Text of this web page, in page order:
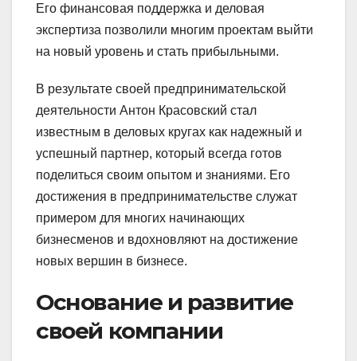
Его финансовая поддержка и деловая
экспертиза позволили многим проектам выйти
на новый уровень и стать прибыльными.
В результате своей предпринимательской
деятельности Антон Красовский стал
известным в деловых кругах как надежный и
успешный партнер, который всегда готов
поделиться своим опытом и знаниями. Его
достижения в предпринимательстве служат
примером для многих начинающих
бизнесменов и вдохновляют на достижение
новых вершин в бизнесе.
Основание и развитие
своей компании